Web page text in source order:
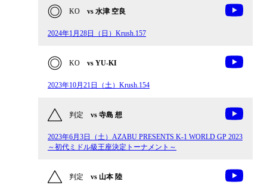
KO vs 水津 空良
2024年1月28日（日）Krush.157
KO vs YU-KI
2023年10月21日（土）Krush.154
判定 vs 寺島 想
2023年6月3日（土）AZABU PRESENTS K-1 WORLD GP 2023
～初代ミドル級王座決定トーナメント～
判定 vs 山本 陸